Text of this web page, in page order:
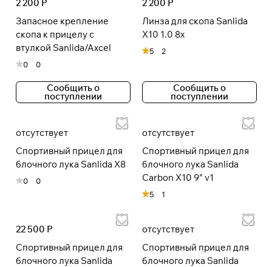
2 200 Р
Запасное крепление
скопа к прицелу с
втулкой Sanlida/Axcel
0 0
Сообщить о
поступлении
2 200 Р
Линза для скопа Sanlida
X10 1.0 8x
5 2
Сообщить о
поступлении
отсутствует
Спортивный прицел для
блочного лука Sanlida X8
0 0
отсутствует
Спортивный прицел для
блочного лука Sanlida
Carbon X10 9" v1
5 1
22 500 Р
Спортивный прицел для
блочного лука Sanlida
отсутствует
Спортивный прицел для
блочного лука Sanlida